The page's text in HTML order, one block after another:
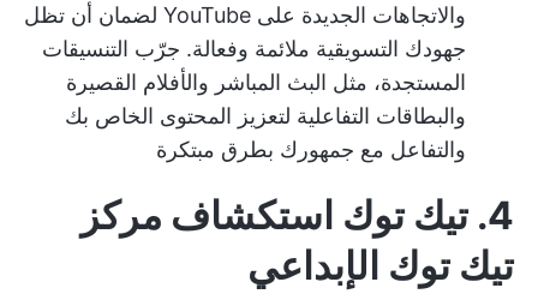
والاتجاهات الجديدة على YouTube لضمان أن تظل
جهودك التسويقية ملائمة وفعالة. جرّب التنسيقات
المستجدة، مثل البث المباشر والأفلام القصيرة
والبطاقات التفاعلية لتعزيز المحتوى الخاص بك
والتفاعل مع جمهورك بطرق مبتكرة
4. تيك توك استكشاف مركز
تيك توك الإبداعي